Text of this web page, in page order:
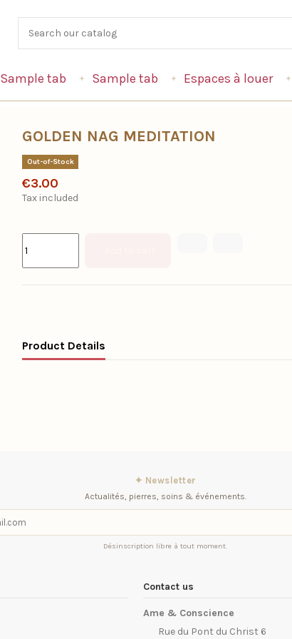
Sample tab Sample tab Espaces à louer
GOLDEN NAG MEDITATION
Out-of-Stock
€3.00
Tax included
Product Details
✦ Newsletter
Actualités, pierres, soins & événements.
Désinscription libre à tout moment.
Contact us
Ame & Conscience
Rue du Pont du Christ 6